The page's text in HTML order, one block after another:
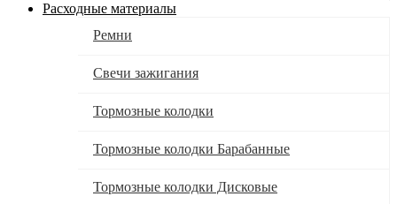
Расходные материалы
Ремни
Свечи зажигания
Тормозные колодки
Тормозные колодки Барабанные
Тормозные колодки Дисковые